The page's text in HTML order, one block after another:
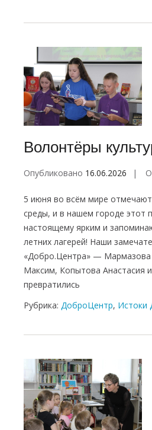
Волонтёры
Опубликовано 16.06.2026
5 июня во всём мире
среды, и в нашем городе этот
настоящему ярким и
летних лагерей! Наши
«Добро.Центра» — Мармазова
Максим, Копытова Анастасия
превратились
Рубрика: ДоброЦентр, Истоки